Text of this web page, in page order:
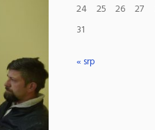
24
25 26 27
31
« srp